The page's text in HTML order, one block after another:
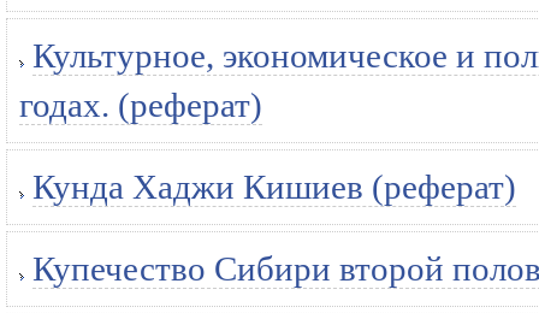
Культурное, экономическое и
годах. (реферат)
Кунда Хаджи Кишиев (реферат)
Купечество Сибири второй